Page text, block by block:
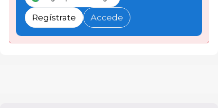
Regístrate Accede